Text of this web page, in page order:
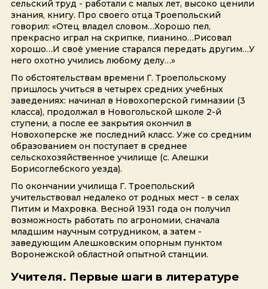
сельский труд - работали с малых лет, высоко ценили
знания, книгу. Про своего отца Троепольский
говорил: «Отец владел словом…Хорошо пел,
прекрасно играл на скрипке, пианино…Рисовал
хорошо…И своё умение старался передать другим…У
него охотно учились любому делу…»
По обстоятельствам времени Г. Троепольскому
пришлось учиться в четырех средних учебных
заведениях: начинал в Новохоперской гимназии (3
класса), продолжал в Новогольской школе 2-й
ступени, а после ее закрытия окончил в
Новохоперске же последний класс. Уже со средним
образованием он поступает в среднее
сельскохозяйственное училище (с. Алешки
Борисоглебского уезда).
По окончании училища Г. Троепольский
учительствовал недалеко от родных мест - в селах
Питим и Махровка. Весной 1931 года он получил
возможность работать по агрономии, сначала
младшим научным сотрудником, а затем -
заведующим Алешковским опорным пунктом
Воронежской областной опытной станции.
Учителя. Первые шаги в литературе